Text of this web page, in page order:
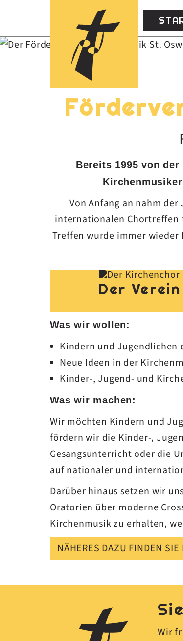
Startseite Förderverein
Bereits 1995 von
Von Anfang an nahm
internationalen Chortreffen
Treffen wurde immer
Der Verein
Was wir wollen:
Kindern und Jugendlichen
Neue Ideen in der
Kinder-, Jugend- und
Was wir machen:
Wir möchten Kindern und
fördern wir die Kinder-,
Gesangsunterricht oder die
auf nationaler und
Darüber hinaus setzen wir
Oratorien über moderne
Kirchenmusik zu erhalten,
NÄHERES DAZU FINDEN SIE
Wir